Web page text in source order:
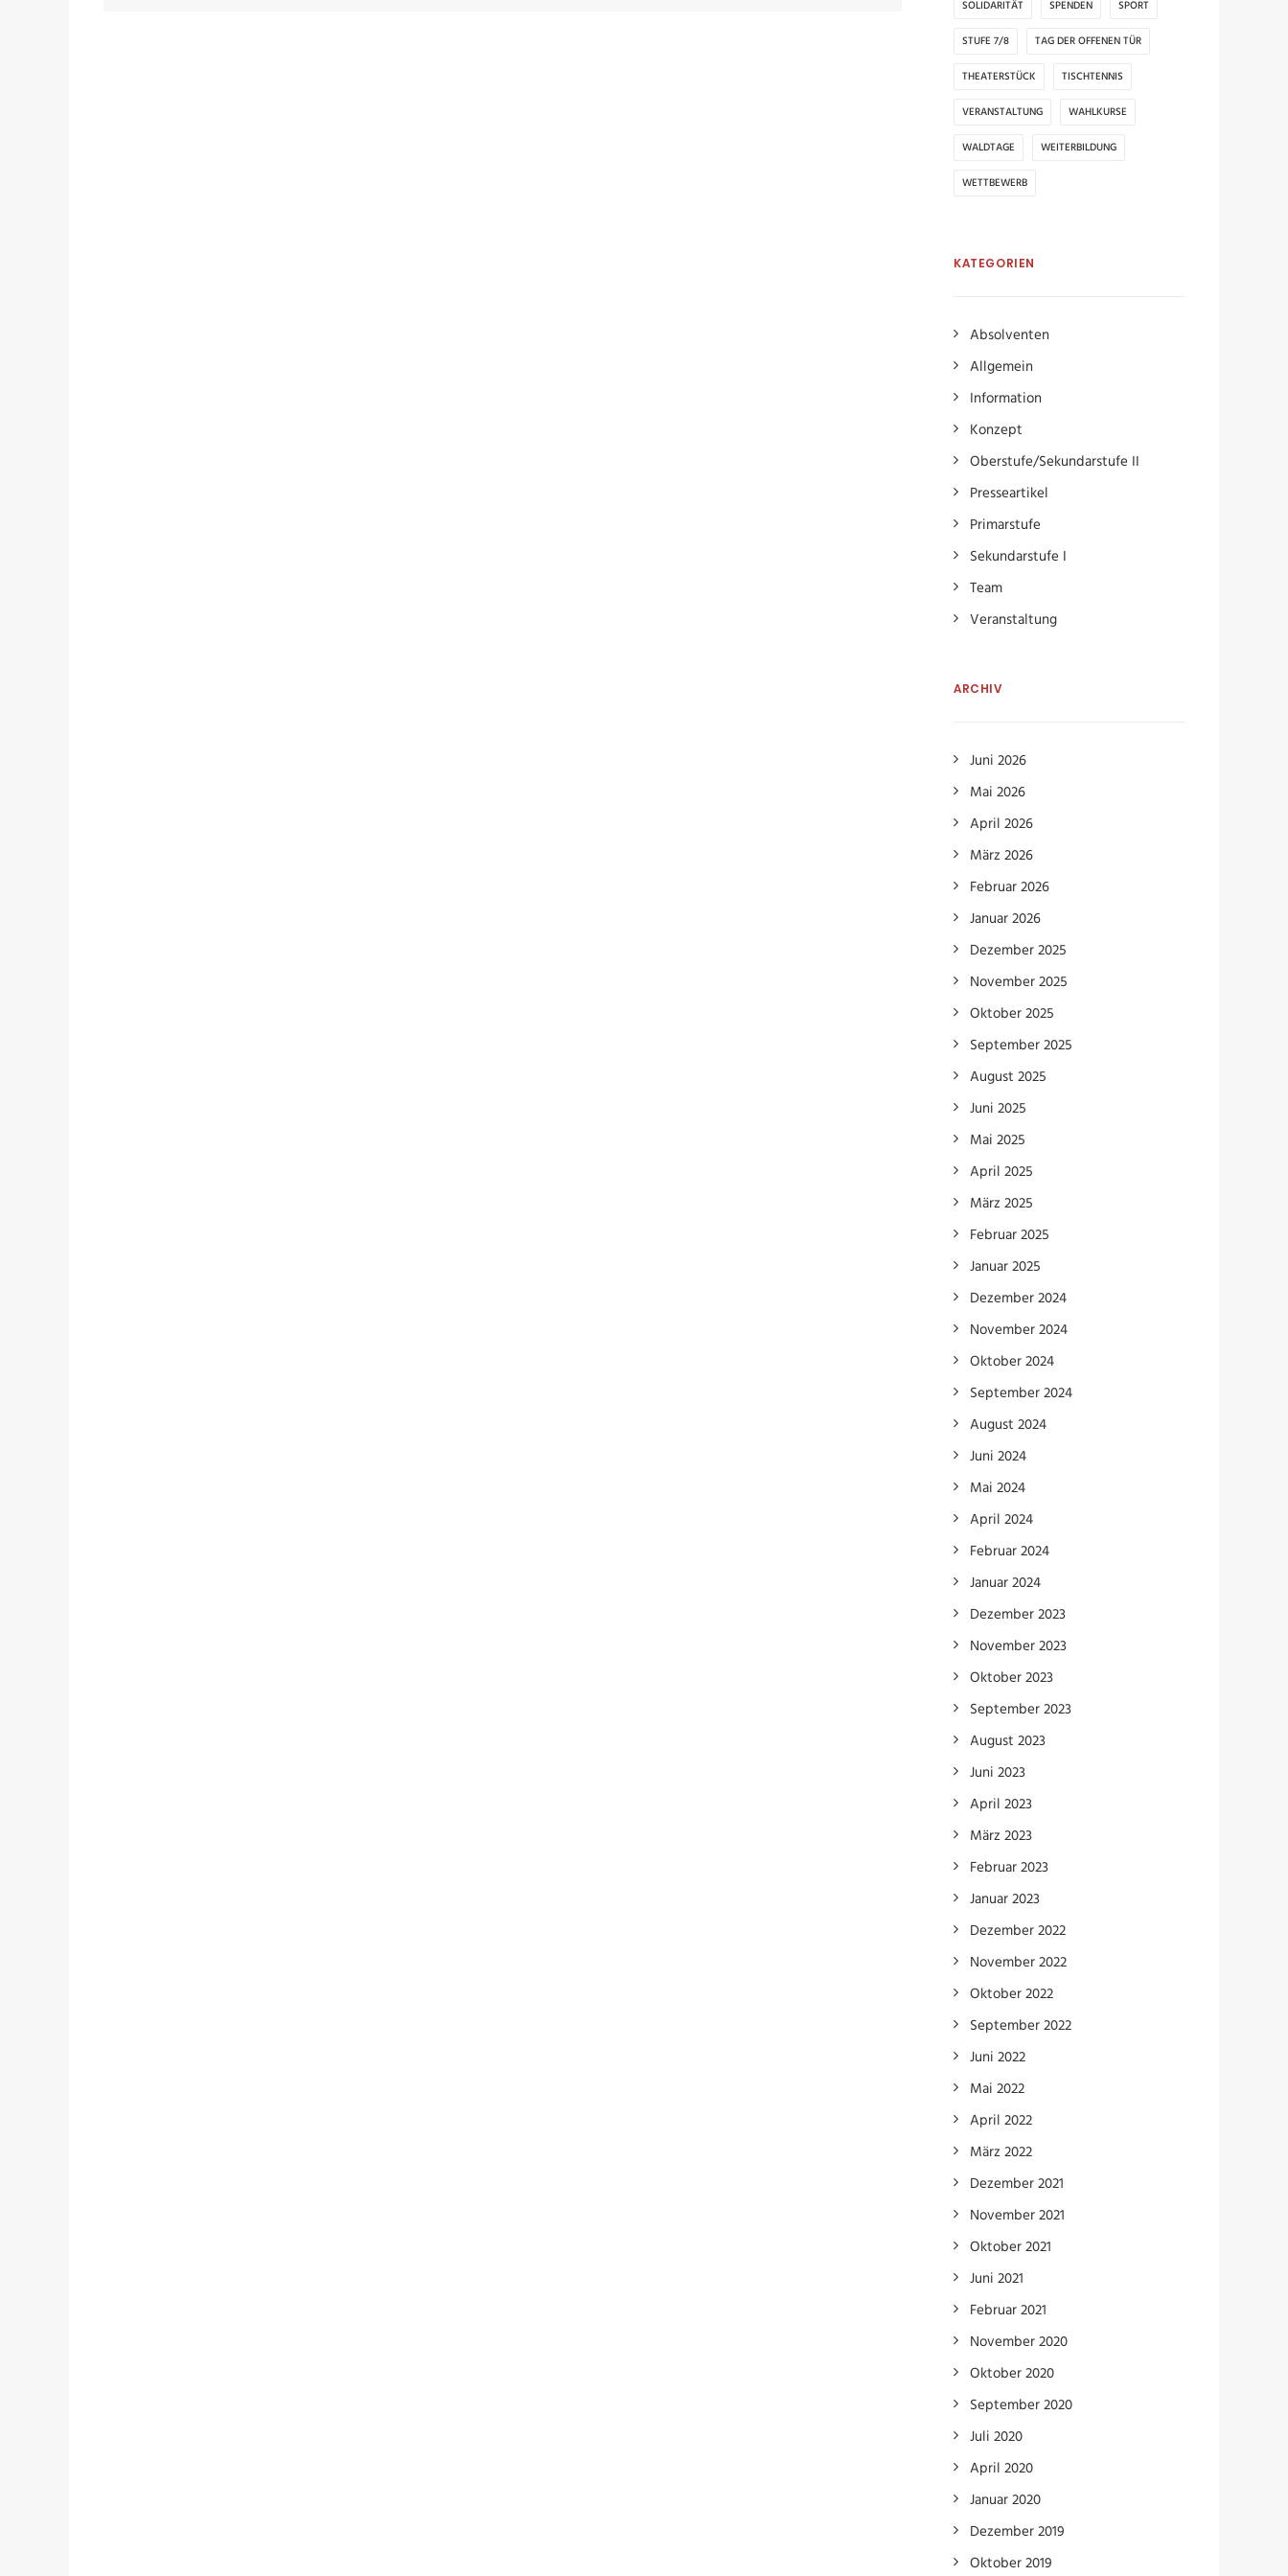
SOLIDARITÄT SPENDEN SPORT
STUFE 7/8 TAG DER OFFENEN TÜR
THEATERSTÜCK TISCHTENNIS
VERANSTALTUNG WAHLKURSE
WALDTAGE WEITERBILDUNG
WETTBEWERB
KATEGORIEN
Absolventen
Allgemein
Information
Konzept
Oberstufe/Sekundarstufe II
Presseartikel
Primarstufe
Sekundarstufe I
Team
Veranstaltung
ARCHIV
Juni 2026
Mai 2026
April 2026
März 2026
Februar 2026
Januar 2026
Dezember 2025
November 2025
Oktober 2025
September 2025
August 2025
Juni 2025
Mai 2025
April 2025
März 2025
Februar 2025
Januar 2025
Dezember 2024
November 2024
Oktober 2024
September 2024
August 2024
Juni 2024
Mai 2024
April 2024
Februar 2024
Januar 2024
Dezember 2023
November 2023
Oktober 2023
September 2023
August 2023
Juni 2023
April 2023
März 2023
Februar 2023
Januar 2023
Dezember 2022
November 2022
Oktober 2022
September 2022
Juni 2022
Mai 2022
April 2022
März 2022
Dezember 2021
November 2021
Oktober 2021
Juni 2021
Februar 2021
November 2020
Oktober 2020
September 2020
Juli 2020
April 2020
Januar 2020
Dezember 2019
Oktober 2019